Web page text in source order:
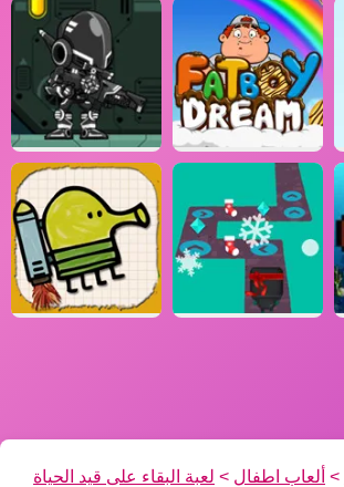
> ألعاب اطفال > لعبة البقاء على قيد الحياة